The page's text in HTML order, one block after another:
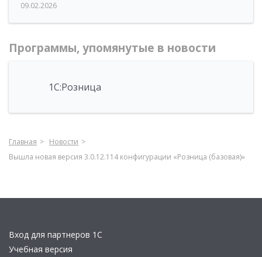
09.02.2026
Программы, упомянутые в новости
1С:Розница
Главная
Новости
Вышла новая версия 3.0.12.114 конфигурации «Розница (базовая)»
Вход для партнеров 1С
Учебная версия